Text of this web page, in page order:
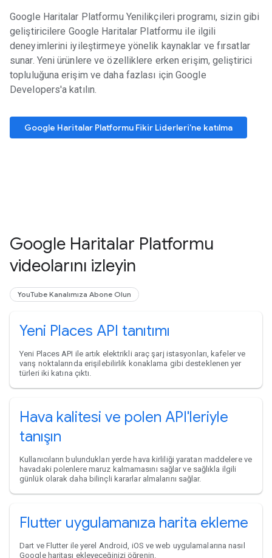
Google Haritalar Platformu Yenilikçileri programı, sizin gibi
geliştiricilere Google Haritalar Platformu ile ilgili
deneyimlerini iyileştirmeye yönelik kaynaklar ve fırsatlar
sunar. Yeni ürünlere ve özelliklere erken erişim, geliştirici
topluluğuna erişim ve daha fazlası için Google
Developers'a katılın.
Google Haritalar Platformu Fikir Liderleri'ne katılma
Google Haritalar Platformu
videolarını izleyin
YouTube Kanalımıza Abone Olun
Yeni Places API tanıtımı
Yeni Places API ile artık elektrikli araç şarj istasyonları, kafeler ve
varış noktalarında erişilebilirlik konaklama gibi desteklenen yer
türleri iki katına çıktı.
Hava kalitesi ve polen API'leriyle
tanışın
Kullanıcıların bulundukları yerde hava kirliliği yaratan maddelere ve
havadaki polenlere maruz kalmamasını sağlar ve sağlıkla ilgili
günlük olarak daha bilinçli kararlar almalarını sağlar.
Flutter uygulamanıza harita ekleme
Dart ve Flutter ile yerel Android, iOS ve web uygulamalarına nasıl
Google haritası ekleyeceğinizi öğrenin.